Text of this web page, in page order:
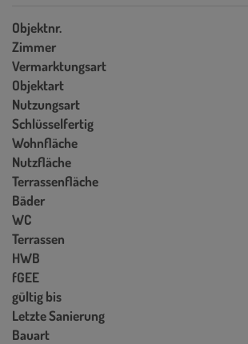
Objektnr.
Zimmer
Vermarktungsart
Objektart
Nutzungsart
Schlüsselfertig
Wohnfläche
Nutzfläche
Terrassenfläche
Bäder
WC
Terrassen
HWB
fGEE
gültig bis
Letzte Sanierung
Bauart